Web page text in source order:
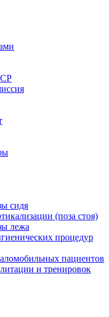
сидя
(поза стоя)
лежа
процедур
пациентов
и тренировок